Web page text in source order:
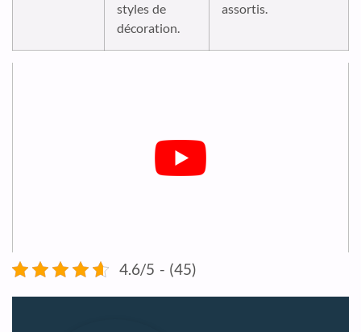
styles de
décoration.
assortis.
4.6/5 - (45)